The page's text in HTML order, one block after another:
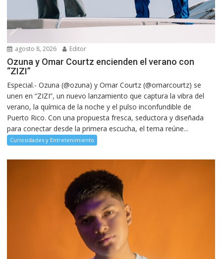
agosto 8, 2026 Editor
Ozuna y Omar Courtz encienden el verano con
“ZIZI”
Especial.- Ozuna (@ozuna) y Omar Courtz (@omarcourtz) se
unen en “ZIZI”, un nuevo lanzamiento que captura la vibra del
verano, la química de la noche y el pulso inconfundible de
Puerto Rico. Con una propuesta fresca, seductora y diseñada
para conectar desde la primera escucha, el tema reúne...
Curiosidades y Entretenimiento